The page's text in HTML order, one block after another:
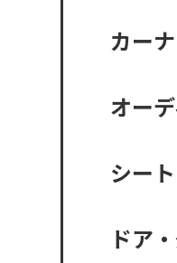
カー
オー
シー
ドア